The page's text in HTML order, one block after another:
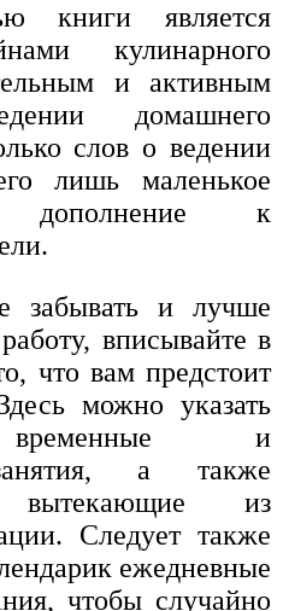
книги является
кулинарного
и активным
домашнего
слов о ведении
лишь маленькое
дополнение к
забывать и лучше
вписывайте в
что вам предстоит
можно указать
временные и
а также
вытекающие из
Следует также
ежедневные
чтобы случайно